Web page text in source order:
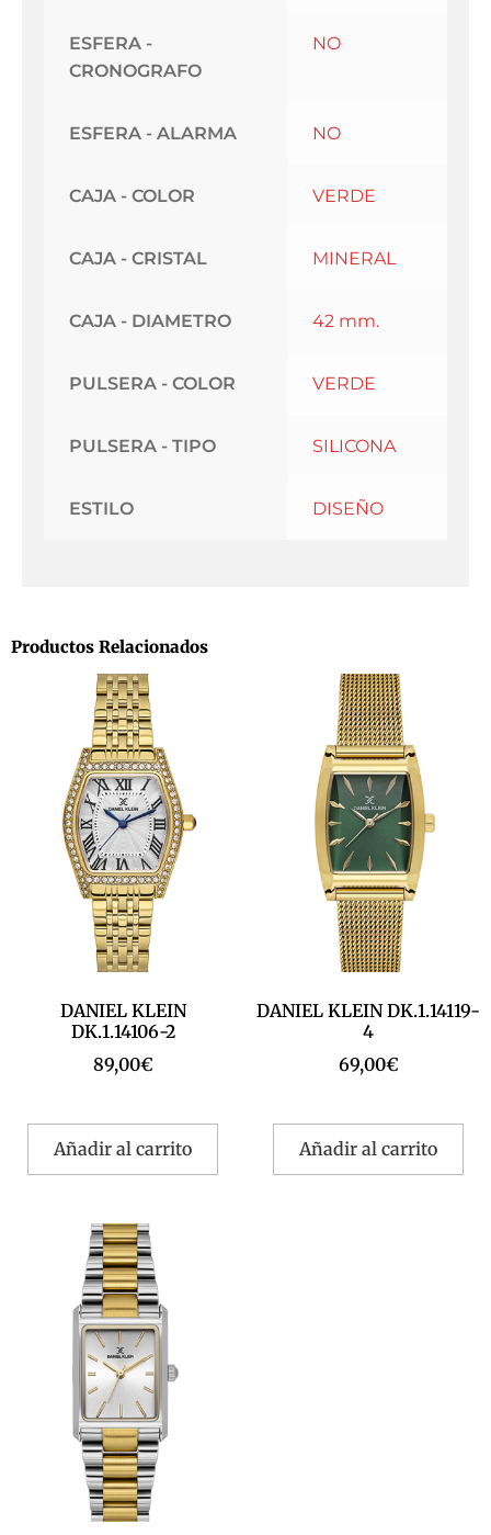
ESFERA -
CRONOGRAFO
NO
ESFERA - ALARMA NO
CAJA - COLOR VERDE
CAJA - CRISTAL MINERAL
CAJA - DIAMETRO 42 mm.
PULSERA - COLOR VERDE
PULSERA - TIPO SILICONA
ESTILO DISEÑO
Productos Relacionados
DANIEL KLEIN
DK.1.14106-2
89,00€
Añadir al carrito
DANIEL KLEIN DK.1.14119-
4
69,00€
Añadir al carrito